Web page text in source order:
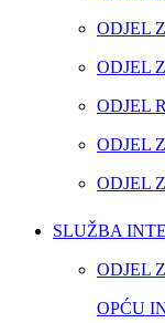
ODJEL
ODJEL
ODJEL
ODJEL
ODJEL
SLUŽBA
ODJEL
OPĆU